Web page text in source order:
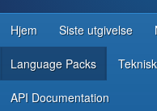
UTVIKLINGSRESSURSER
Hjem Siste utgivelse
Language Packs
API Documentation